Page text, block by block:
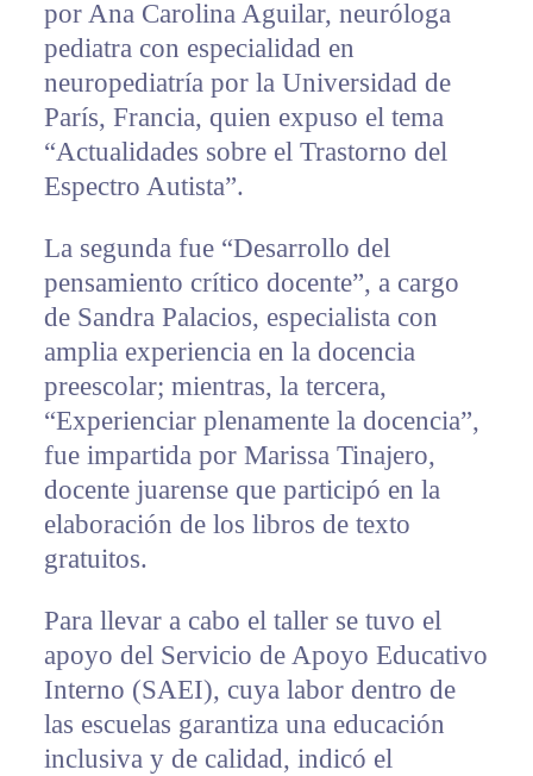
por Ana Carolina Aguilar, neuróloga
pediatra con especialidad en
neuropediatría por la Universidad de
París, Francia, quien expuso el tema
“Actualidades sobre el Trastorno del
Espectro Autista”.
La segunda fue “Desarrollo del
pensamiento crítico docente”, a cargo
de Sandra Palacios, especialista con
amplia experiencia en la docencia
preescolar; mientras, la tercera,
“Experienciar plenamente la docencia”,
fue impartida por Marissa Tinajero,
docente juarense que participó en la
elaboración de los libros de texto
gratuitos.
Para llevar a cabo el taller se tuvo el
apoyo del Servicio de Apoyo Educativo
Interno (SAEI), cuya labor dentro de
las escuelas garantiza una educación
inclusiva y de calidad, indicó el